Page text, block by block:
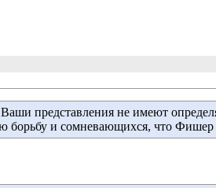
представления не имеют
борьбу и сомневающихся, что Фишер